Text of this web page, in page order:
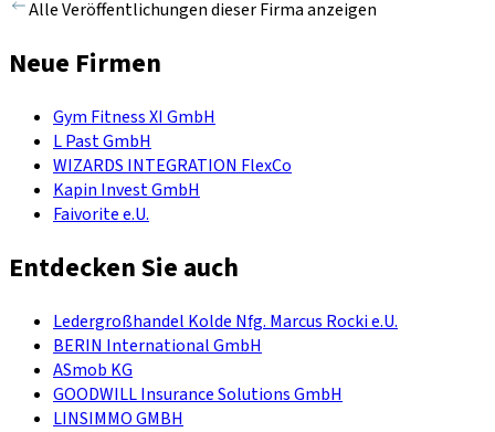
Alle Veröffentlichungen dieser Firma anzeigen
Neue Firmen
Gym Fitness XI GmbH
L Past GmbH
WIZARDS INTEGRATION FlexCo
Kapin Invest GmbH
Faivorite e.U.
Entdecken Sie auch
Ledergroßhandel Kolde Nfg. Marcus Rocki e.U.
BERIN International GmbH
ASmob KG
GOODWILL Insurance Solutions GmbH
LINSIMMO GMBH